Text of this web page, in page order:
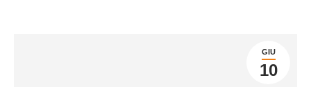
GIU
10